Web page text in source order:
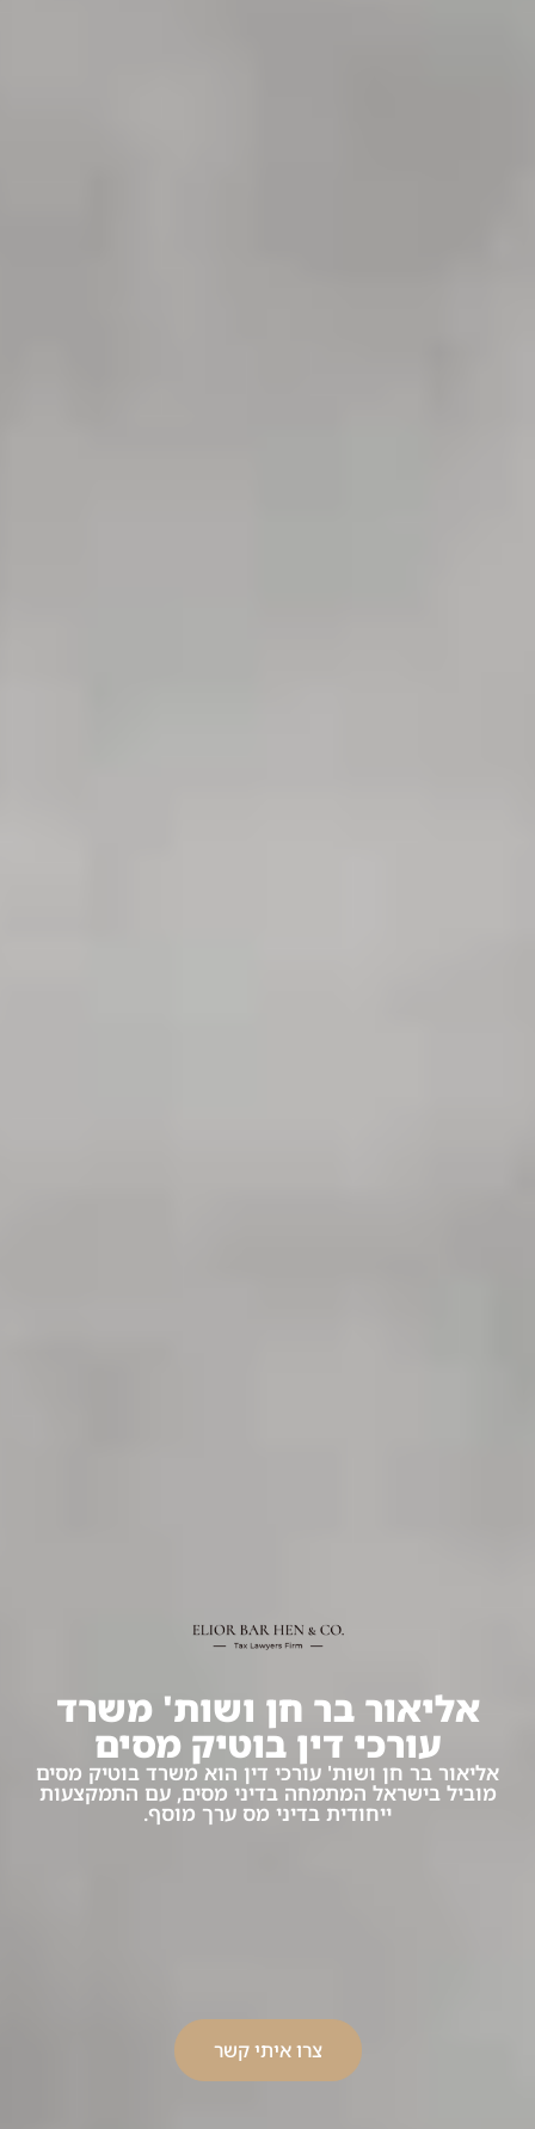
אליאור בר חן ושות' משרד
עורכי דין בוטיק מסים
אליאור בר חן ושות' עורכי דין הוא משרד בוטיק מסים
מוביל בישראל המתמחה בדיני מסים, עם התמקצעות
ייחודית בדיני מס ערך מוסף.
צרו איתי קשר